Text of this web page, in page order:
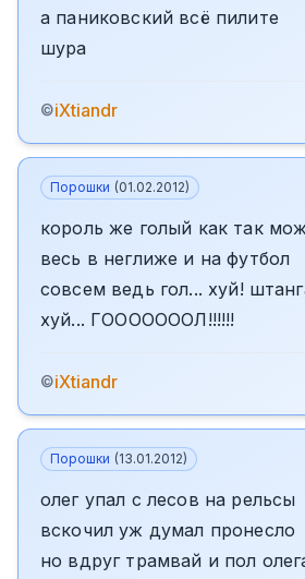
а паниковский всё пилите
шура
©iXtiandr
Порошки (01.02.2012)
король же голый как так
весь в неглиже и на футбол
совсем ведь гол... хуй!
хуй... ГОООООООЛ!!!!!!
©iXtiandr
Порошки (13.01.2012)
олег упал с лесов на рельсы
вскочил уж думал пронесло
но вдруг трамвай и пол